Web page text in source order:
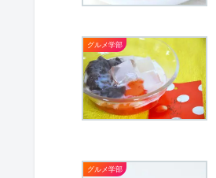
グルメ学部
グルメ学部